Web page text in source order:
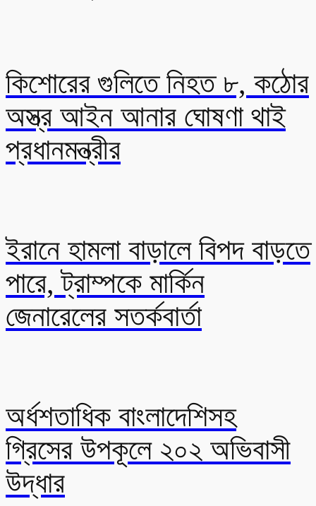
কিশোরের গুলিতে নিহত ৮, কঠোর
অস্ত্র আইন আনার ঘোষণা থাই
প্রধানমন্ত্রীর
ইরানে হামলা বাড়ালে বিপদ বাড়তে
পারে, ট্রাম্পকে মার্কিন
জেনারেলের সতর্কবার্তা
অর্ধশতাধিক বাংলাদেশিসহ
গ্রিসের উপকূলে ২০২ অভিবাসী
উদ্ধার